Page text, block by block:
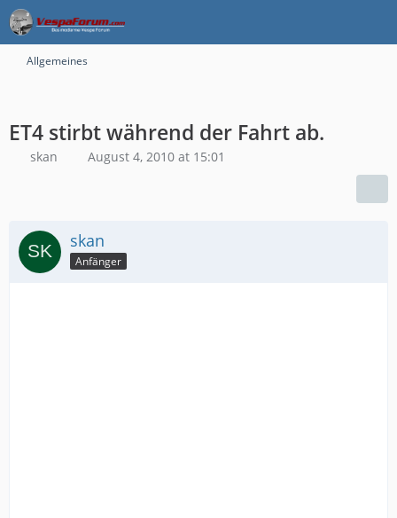
Allgemeines
ET4 stirbt während der Fahrt ab.
skan August 4, 2010 at 15:01
skan
Anfänger